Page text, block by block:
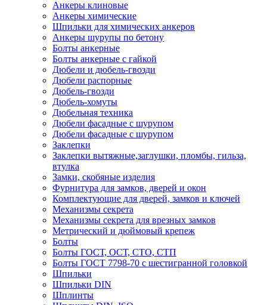
Анкеры клиновые
Анкеры химические
Шпильки для химических анкеров
Анкеры шурупы по бетону
Болты анкерные
Болты анкерные с гайкой
Дюбели и дюбель-гвозди
Дюбели распорные
Дюбель-гвозди
Дюбель-хомуты
Дюбельная техника
Дюбели фасадные с шурупом
Дюбели фасадные с шурупом
Заклепки
Заклепки вытяжные,заглушки, пломбы, гильза,
втулка
Замки, скобяные изделия
Фурнитура для замков, дверей и окон
Комплектующие для дверей, замков и ключей
Механизмы секрета
Механизмы секрета для врезных замков
Метрический и дюймовый крепеж
Болты
Болты ГОСТ, ОСТ, СТО, СТП
Болты ГОСТ 7798-70 с шестигранной головкой
Шпильки
Шпильки DIN
Шплинты